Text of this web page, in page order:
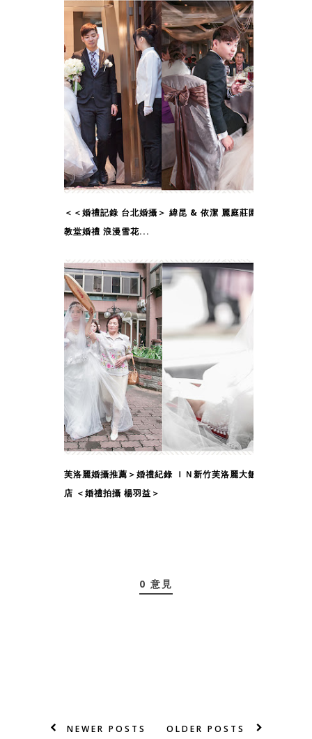
＜＜婚禮記錄 台北婚攝＞ 緯昆 & 依潔 麗庭莊園
教堂婚禮 浪漫雪花...
芙洛麗婚攝推薦＞婚禮紀錄 ＩＮ新竹芙洛麗大飯
店 ＜婚禮拍攝 楊羽益＞
0 意見
NEWER POSTS OLDER POSTS